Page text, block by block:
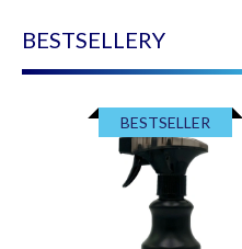
BESTSELLERY
BESTSELLER